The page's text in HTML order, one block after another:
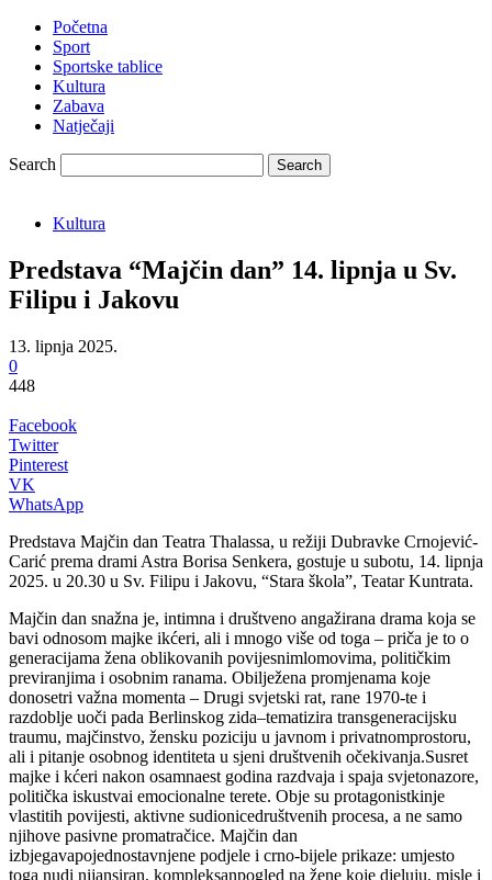
Početna
Sport
Sportske tablice
Kultura
Zabava
Natječaji
Search
Kultura
Predstava “Majčin dan” 14. lipnja u Sv.
Filipu i Jakovu
13. lipnja 2025.
0
448
Facebook
Twitter
Pinterest
VK
WhatsApp
Predstava Majčin dan Teatra Thalassa, u režiji Dubravke Crnojević-
Carić prema drami Astra Borisa Senkera, gostuje u subotu, 14. lipnja
2025. u 20.30 u Sv. Filipu i Jakovu, “Stara škola”, Teatar Kuntrata.
Majčin dan snažna je, intimna i društveno angažirana drama koja se
bavi odnosom majke ikćeri, ali i mnogo više od toga – priča je to o
generacijama žena oblikovanih povijesnimlomovima, političkim
previranjima i osobnim ranama. Obilježena promjenama koje
donosetri važna momenta – Drugi svjetski rat, rane 1970-te i
razdoblje uoči pada Berlinskog zida–tematizira transgeneracijsku
traumu, majčinstvo, žensku poziciju u javnom i privatnomprostoru,
ali i pitanje osobnog identiteta u sjeni društvenih očekivanja.Susret
majke i kćeri nakon osamnaest godina razdvaja i spaja svjetonazore,
politička iskustvai emocionalne terete. Obje su protagonistkinje
vlastitih povijesti, aktivne sudionicedruštvenih procesa, a ne samo
njihove pasivne promatračice. Majčin dan
izbjegavapojednostavnjene podjele i crno-bijele prikaze: umjesto
toga nudi nijansiran, kompleksanpogled na žene koje djeluju, misle i